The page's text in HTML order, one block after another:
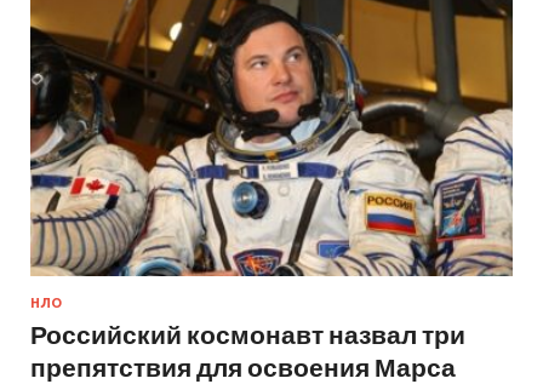
НЛО
Российский космонавт назвал три
препятствия для освоения Марса